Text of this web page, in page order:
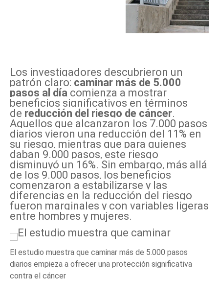
Los investigadores descubrieron un
patrón claro: caminar más de 5.000
pasos al día comienza a mostrar
beneficios significativos en términos
de reducción del riesgo de cáncer.
Aquellos que alcanzaron los 7.000 pasos
diarios vieron una reducción del 11% en
su riesgo, mientras que para quienes
daban 9.000 pasos, este riesgo
disminuyó un 16%. Sin embargo, más allá
de los 9.000 pasos, los beneficios
comenzaron a estabilizarse y las
diferencias en la reducción del riesgo
fueron marginales y con variables ligeras
entre hombres y mujeres.
El estudio muestra que caminar más de 5.000 pasos
diarios empieza a ofrecer una protección significativa
contra el cáncer